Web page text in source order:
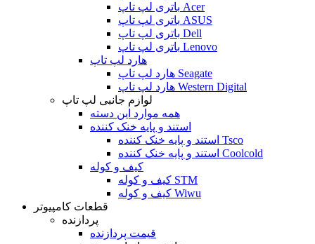
باتری لپ تاپ Acer
باتری لپ تاپ ASUS
باتری لپ تاپ Dell
باتری لپ تاپ Lenovo
هارد لپ تاپ
هارد لپ تاپ Seagate
هارد لپ تاپ Western Digital
لوازم جانبی لپ تاپ
همه موارد این دسته
استند و پایه خنک کننده
استند و پایه خنک کننده Tsco
استند و پایه خنک کننده Coolcold
کیف و کوله
کیف و کوله STM
کیف و کوله Wiwu
قطعات کامپیوتر
پردازنده
قیمت پردازنده